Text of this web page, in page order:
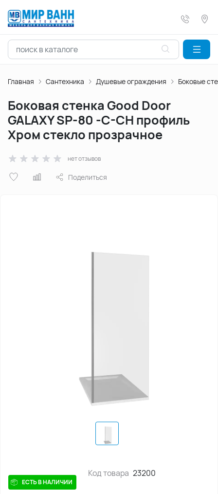
Главная Сантехника Душевые ограждения Боковые
Боковая стенка Good Door
GALAXY SP-80 -C-CH профиль
Хром стекло прозрачное
нет отзывов
Поделиться
ЕСТЬ В НАЛИЧИИ
Код товара 23200